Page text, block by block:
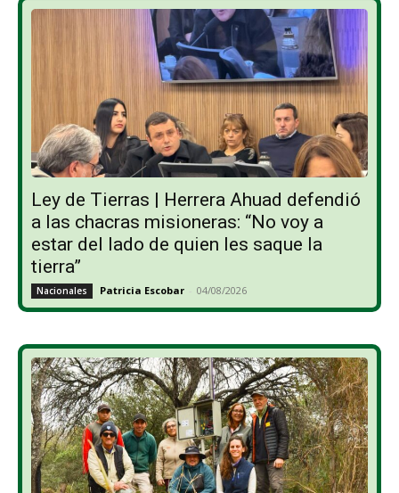
Ley de Tierras | Herrera Ahuad defendió
a las chacras misioneras: “No voy a
estar del lado de quien les saque la
tierra”
Nacionales Patricia Escobar - 04/08/2026